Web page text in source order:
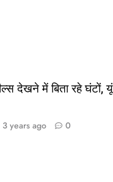
देखने में बिता रहे
3 years ago 0